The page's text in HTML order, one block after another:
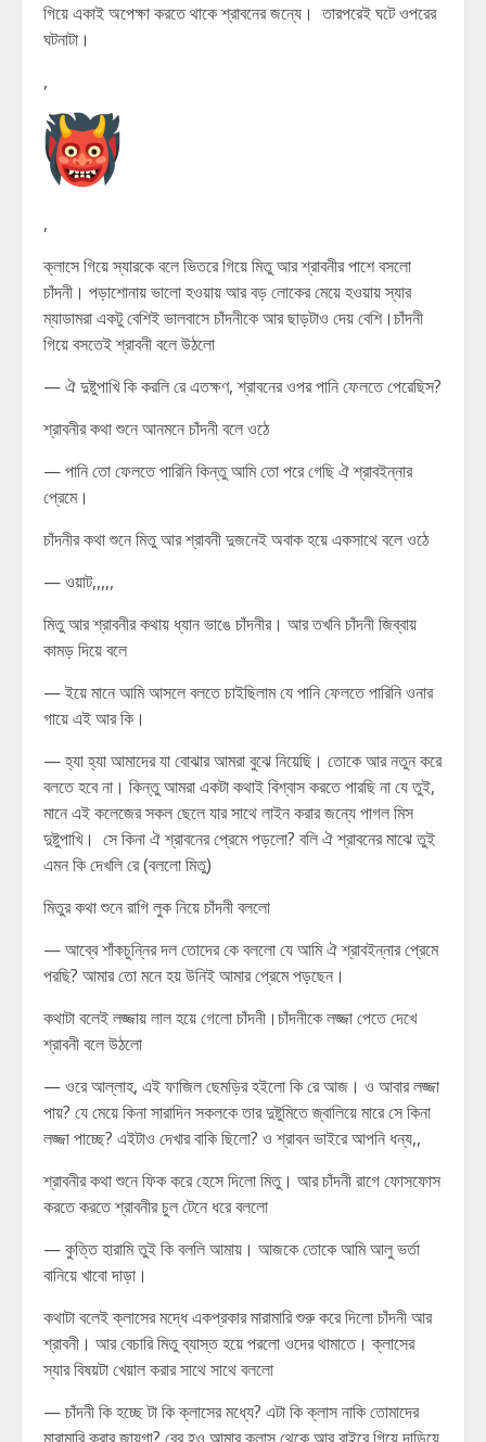
গিয়ে একাই অপেক্ষা করতে থাকে শ্রাবনের জন্যে। তারপরেই ঘটে ওপরের
ঘটনাটা।
,
,
ক্লাসে গিয়ে স্যারকে বলে ভিতরে গিয়ে মিতু আর শ্রাবনীর পাশে বসলো
চাঁদনী। পড়াশোনায় ভালো হওয়ায় আর বড় লোকের মেয়ে হওয়ায় স্যার
ম্যাডামরা একটু বেশিই ভালবাসে চাঁদনীকে আর ছাড়টাও দেয় বেশি।চাঁদনী
গিয়ে বসতেই শ্রাবনী বলে উঠলো
— ঐ দুষ্টুপাখি কি করলি রে এতক্ষণ, শ্রাবনের ওপর পানি ফেলতে পেরেছিস?
শ্রাবনীর কথা শুনে আনমনে চাঁদনী বলে ওঠে
— পানি তো ফেলতে পারিনি কিন্তু আমি তো পরে গেছি ঐ শ্রাবইন্নার
প্রেমে।
চাঁদনীর কথা শুনে মিতু আর শ্রাবনী দুজনেই অবাক হয়ে একসাথে বলে ওঠে
— ওয়াট,,,,,
মিতু আর শ্রাবনীর কথায় ধ্যান ভাঙে চাঁদনীর। আর তখনি চাঁদনী জিব্বায়
কামড় দিয়ে বলে
— ইয়ে মানে আমি আসলে বলতে চাইছিলাম যে পানি ফেলতে পারিনি ওনার
গায়ে এই আর কি।
— হ্যা হ্যা আমাদের যা বোঝার আমরা বুঝে নিয়েছি। তোকে আর নতুন করে
বলতে হবে না। কিন্তু আমরা একটা কথাই বিশ্বাস করতে পারছি না যে তুই,
মানে এই কলেজের সকল ছেলে যার সাথে লাইন করার জন্যে পাগল মিস
দুষ্টুপাখি। সে কিনা ঐ শ্রাবনের প্রেমে পড়লো? বলি ঐ শ্রাবনের মাঝে তুই
এমন কি দেখলি রে (বললো মিতু)
মিতুর কথা শুনে রাগি লুক নিয়ে চাঁদনী বললো
— আব্বে শাঁকচুন্নির দল তোদের কে বললো যে আমি ঐ শ্রাবইন্নার প্রেমে
পরছি? আমার তো মনে হয় উনিই আমার প্রেমে পড়ছেন।
কথাটা বলেই লজ্জায় লাল হয়ে গেলো চাঁদনী।চাঁদনীকে লজ্জা পেতে দেখে
শ্রাবনী বলে উঠলো
— ওরে আল্লাহ, এই ফাজিল ছেমড়ির হইলো কি রে আজ। ও আবার লজ্জা
পায়? যে মেয়ে কিনা সারাদিন সকলকে তার দুষ্টুমিতে জ্বালিয়ে মারে সে কিনা
লজ্জা পাচ্ছে? এইটাও দেখার বাকি ছিলো? ও শ্রাবন ভাইরে আপনি ধন্য,,
শ্রাবনীর কথা শুনে ফিক করে হেসে দিলো মিতু। আর চাঁদনী রাগে ফোসফোস
করতে করতে শ্রাবনীর চুল টেনে ধরে বললো
— কুত্তি হারামি তুই কি বললি আমায়। আজকে তোকে আমি আলু ভর্তা
বানিয়ে খাবো দাড়া।
কথাটা বলেই ক্লাসের মদ্ধে একপ্রকার মারামারি শুরু করে দিলো চাঁদনী আর
শ্রাবনী। আর বেচারি মিতু ব্যাস্ত হয়ে পরলো ওদের থামাতে। ক্লাসের
স্যার বিষয়টা খেয়াল করার সাথে সাথে বললো
— চাঁদনী কি হচ্ছে টা কি ক্লাসের মধ্যে? এটা কি ক্লাস নাকি তোমাদের